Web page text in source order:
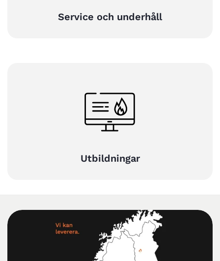
Service och underhåll
Utbildningar